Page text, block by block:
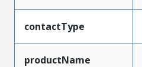
contactType
productName